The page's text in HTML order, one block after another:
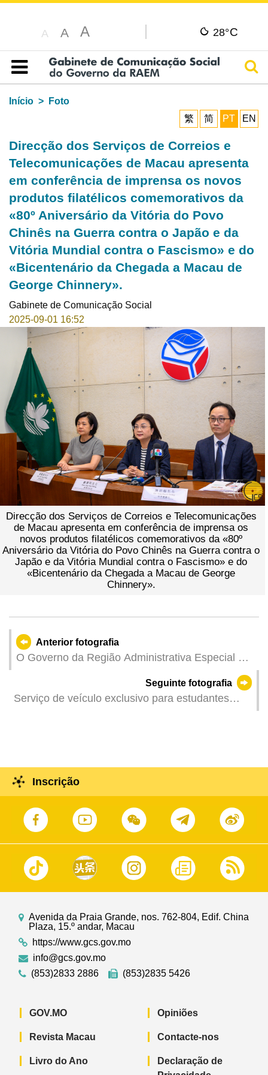
A A A 28°C
Índice
Início
Foto
繁
简 PT EN
Direcção dos Serviços de Correios e
Telecomunicações de Macau apresenta
em conferência de imprensa os novos
produtos filatélicos comemorativos da
«80º Aniversário da Vitória do Povo
Chinês na Guerra contra o Japão e da
Vitória Mundial contra o Fascismo» e do
«Bicentenário da Chegada a Macau de
George Chinnery».
Gabinete de Comunicação Social
2025-09-01 16:52
Direcção dos Serviços de Correios e Telecomunicações
de Macau apresenta em conferência de imprensa os
novos produtos filatélicos comemorativos da «80º
Aniversário da Vitória do Povo Chinês na Guerra contra o
Japão e da Vitória Mundial contra o Fascismo» e do
«Bicentenário da Chegada a Macau de George
Chinnery».
Anterior fotografia
O Governo da Região Administrativa Especial de
Universidade Politécnica de Macau uma sessão
da transmissão em directo da cerimónia
Antifascista.
Seguinte fotografia
Serviço de veículo exclusivo para estudantes
"inspecção com dispensa de saída do veículo.
Inscrição
Avenida da Praia Grande, nos. 762-804, Edif. China
Plaza, 15.º andar, Macau
https://www.gcs.gov.mo
info@gcs.gov.mo
(853)2833 2886
(853)2835 5426
GOV.MO
Revista Macau
Livro do Ano
Opiniões
Contacte-nos
Declaração de